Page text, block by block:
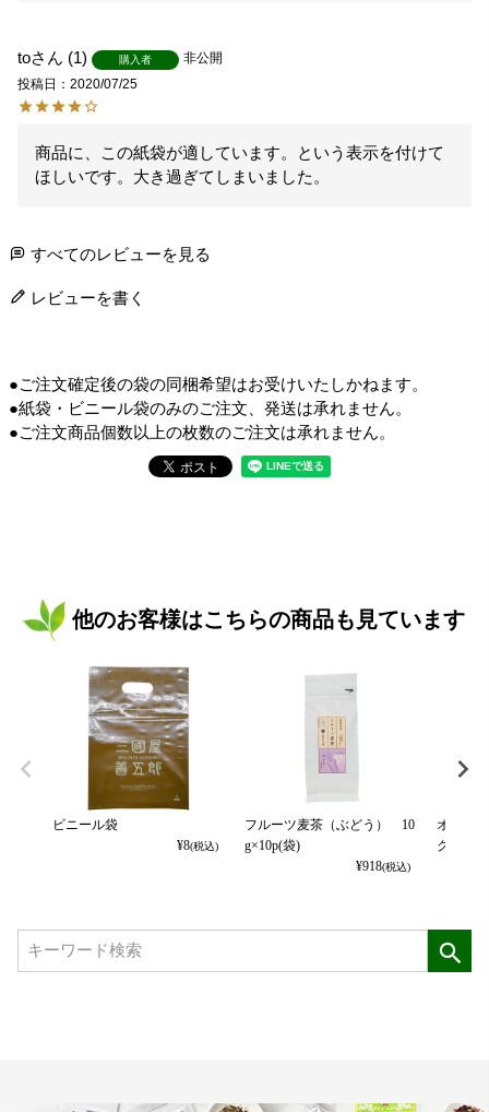
to 1 購入者
非公開
投稿日
2020/07/25
商品に、この紙袋が適しています。という表示を付けて
ほしいです。大き過ぎてしまいました。
すべてのレビューを見る
レビューを書く
●ご注文確定後の袋の同梱希望はお受けいたしかねます。
●紙袋・ビニール袋のみのご注文、発送は承れません。
●ご注文商品個数以上の枚数のご注文は承れません。
他のお客様はこちらの商品も見ています
ビニール袋
¥8(税込)
フルーツ麦茶（ぶどう） 10
g×10p(袋)
¥918(税込)
オーガ
ク）